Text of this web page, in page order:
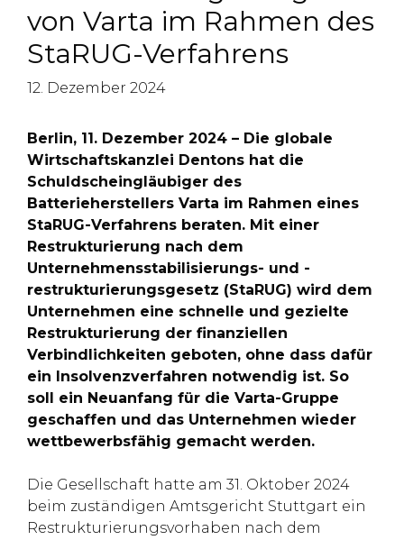
von Varta im Rahmen des
StaRUG-Verfahrens
12. Dezember 2024
Berlin, 11. Dezember 2024 – Die globale
Wirtschaftskanzlei Dentons hat die
Schuldscheingläubiger des
Batterieherstellers Varta im Rahmen eines
StaRUG-Verfahrens beraten. Mit einer
Restrukturierung nach dem
Unternehmensstabilisierungs- und -
restrukturierungsgesetz (StaRUG) wird dem
Unternehmen eine schnelle und gezielte
Restrukturierung der finanziellen
Verbindlichkeiten geboten, ohne dass dafür
ein Insolvenzverfahren notwendig ist. So
soll ein Neuanfang für die Varta-Gruppe
geschaffen und das Unternehmen wieder
wettbewerbsfähig gemacht werden.
Die Gesellschaft hatte am 31. Oktober 2024
beim zuständigen Amtsgericht Stuttgart ein
Restrukturierungsvorhaben nach dem